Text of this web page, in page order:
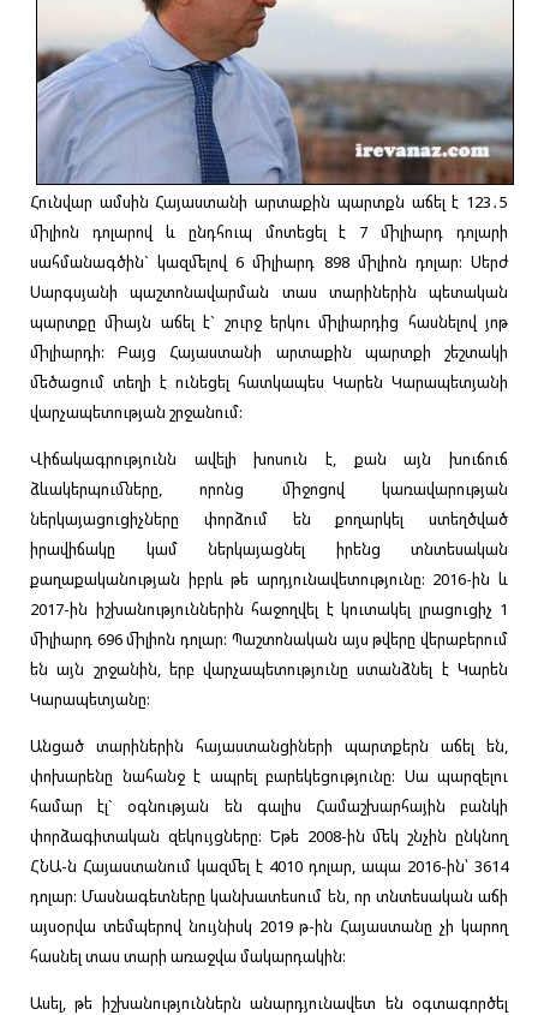
Հունվար ամսին Հայաստանի արտաքին պարտքն աճել է 123․5
միլիոն դոլարով և ընդհուպ մոտեցել է 7 միլիարդ դոլարի
սահմանագծին` կազմելով 6 միլիարդ 898 միլիոն դոլար: Սերժ
Սարգսյանի պաշտոնավարման տաս տարիներին պետական
պարտքը միայն աճել է` շուրջ երկու միլիարդից հասնելով յոթ
միլիարդի: Բայց Հայաստանի արտաքին պարտքի շեշտակի
մեծացում տեղի է ունեցել հատկապես Կարեն Կարապետյանի
վարչապետության շրջանում:
Վիճակագրությունն ավելի խոսուն է, քան այն խուճուճ
ձևակերպումները, որոնց միջոցով կառավարության
ներկայացուցիչները փորձում են քողարկել ստեղծված
իրավիճակը կամ ներկայացնել իրենց տնտեսական
քաղաքականության իբրև թե արդյունավետությունը: 2016-ին և
2017-ին իշխանություններին հաջողվել է կուտակել լրացուցիչ 1
միլիարդ 696 միլիոն դոլար: Պաշտոնական այս թվերը վերաբերում
են այն շրջանին, երբ վարչապետությունը ստանձնել է Կարեն
Կարապետյանը:
Անցած տարիներին հայաստանցիների պարտքերն աճել են,
փոխարենը նահանջ է ապրել բարեկեցությունը: Սա պարզելու
համար էլ` օգնության են գալիս Համաշխարհային բանկի
փորձագիտական զեկույցները: Եթե 2008-ին մեկ շնչին ընկնող
ՀՆԱ-ն Հայաստանում կազմել է 4010 դոլար, ապա 2016-ին՝ 3614
դոլար: Մասնագետները կանխատեսում են, որ տնտեսական աճի
այսօրվա տեմպերով նույնիսկ 2019 թ-ին Հայաստանը չի կարող
հասնել տաս տարի առաջվա մակարդակին:
Ասել, թե իշխանություններն անարդյունավետ են օգտագործել